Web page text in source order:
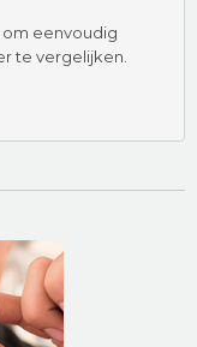
om eenvoudig
te vergelijken.